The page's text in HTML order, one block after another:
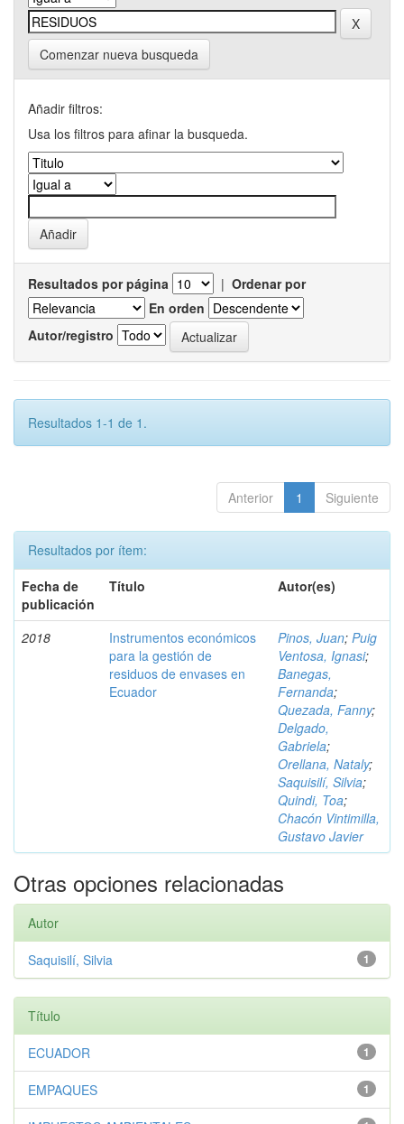
Comenzar nueva busqueda
Añadir filtros:
Usa los filtros para afinar la busqueda.
Resultados por página | Ordenar por
En orden
Autor/registro
Resultados 1-1 de 1.
Anterior 1 Siguiente
Resultados por ítem:
Fecha de
publicación
Título Autor(es)
2018
Instrumentos económicos
para la gestión de
residuos de envases en
Ecuador
Pinos, Juan; Puig
Ventosa, Ignasi;
Banegas,
Fernanda;
Quezada, Fanny;
Delgado,
Gabriela;
Orellana, Nataly;
Saquisilí, Silvia;
Quindi, Toa;
Chacón Vintimilla,
Gustavo Javier
Otras opciones relacionadas
Autor
1
Saquisilí, Silvia
Título
1
ECUADOR
1
EMPAQUES